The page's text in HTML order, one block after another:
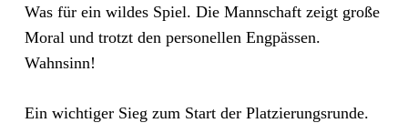
Was für ein wildes Spiel. Die Mannschaft zeigt große
Moral und trotzt den personellen Engpässen.
Wahnsinn!
Ein wichtiger Sieg zum Start der Platzierungsrunde.